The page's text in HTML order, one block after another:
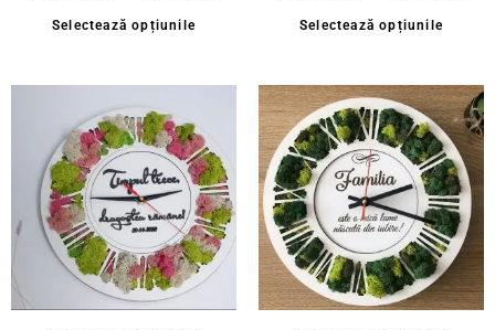
Selectează opțiunile Selectează opțiunile